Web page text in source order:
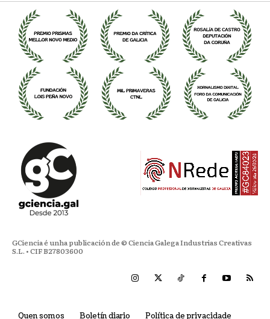
GCiencia é unha publicación de © Ciencia Galega Industrias Creativas
S.L. • CIF B27803600
Quen somos Boletín diario Política de privacidade